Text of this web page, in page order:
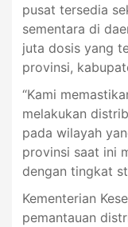
pusat tersedia
sementara di
juta dosis yang
provinsi,
“Kami
melakukan
pada wilayah
provinsi saat ini
dengan tingkat
Kementerian
pemantauan